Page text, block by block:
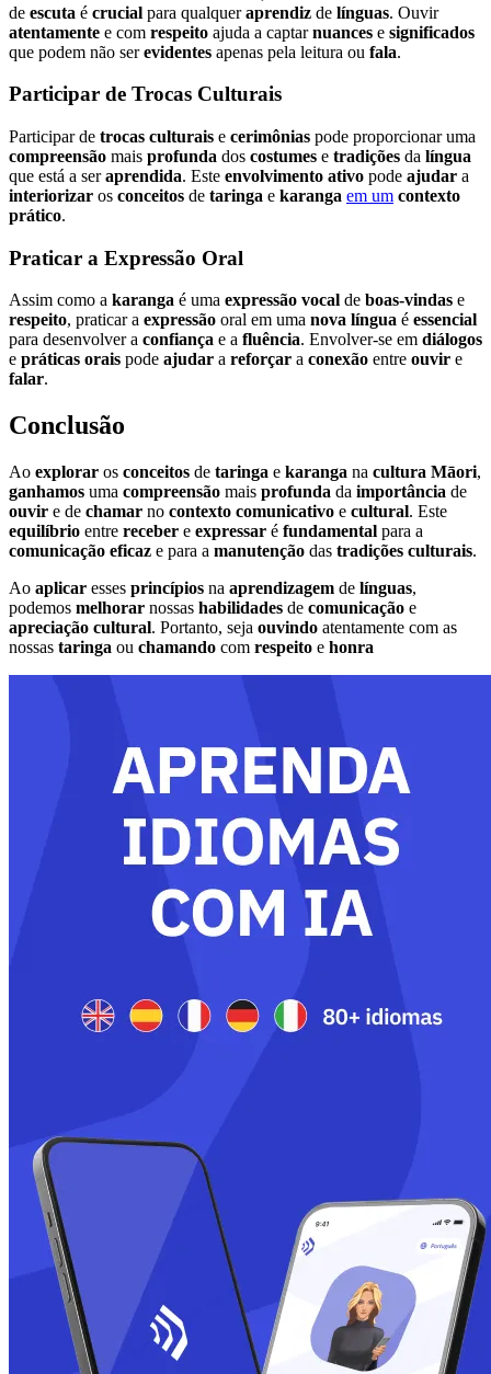
de escuta é crucial para qualqueraprendiz de línguas. Ouvir
atentamente e com respeito ajuda a captarnuances e significados
que podem não serevidentes apenas pela leitura ou fala.
Participar de Trocas Culturais
Participar de trocas culturais e cerimônias pode proporcionar uma
compreensão mais profunda dos costumes e tradições da língua
que está a seraprendida. Este envolvimento ativo pode ajudar a
interiorizar os conceitos de taringa e karanga em um contexto
prático.
Praticar a Expressão Oral
Assim como a karanga é uma expressão vocal de boas-vindas e
respeito, praticar a expressão oral em uma nova língua é essencial
para desenvolver a confiança e a fluência. Envolver-se em diálogos
e práticas orais pode ajudar a reforçar a conexão entre ouvir e
falar.
Conclusão
Ao explorar os conceitos de taringa e karanga na cultura Māori,
ganhamos uma compreensão mais profunda da importância de
ouvir e de chamar no contexto comunicativo e cultural. Este
equilíbrio entre receber e expressar é fundamental para a
comunicação eficaz e para a manutenção das tradições culturais.
Ao aplicar esses princípios na aprendizagem de línguas,
podemos melhorar nossas habilidades de comunicação e
apreciação cultural. Portanto, seja ouvindo atentamente com as
nossas taringa ou chamando com respeito e honra